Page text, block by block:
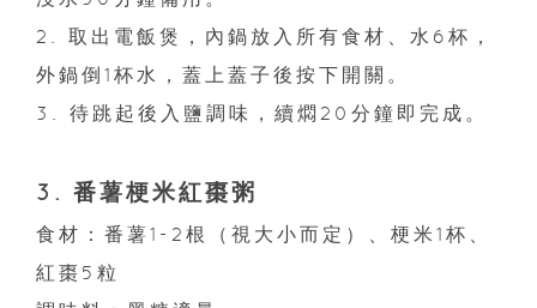
2. 取出電飯煲，內鍋放入所有食材、水6杯，
外鍋倒1杯水，蓋上蓋子後按下開關。
3. 待跳起後入鹽調味，續燜20分鐘即完成。
3. 番薯梗米紅棗粥
食材：番薯1-2根（視大小而定）、梗米1杯、
紅棗5粒